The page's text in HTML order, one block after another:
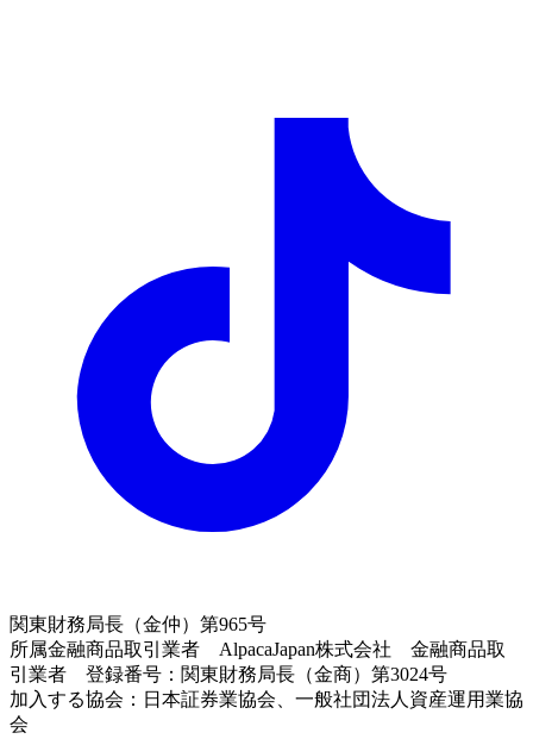
関東財務局長（金仲）第965号
所属金融商品取引業者 AlpacaJapan株式会社 金融商品取
引業者 登録番号：関東財務局長（金商）第3024号
加入する協会：日本証券業協会、一般社団法人資産運用業協
会